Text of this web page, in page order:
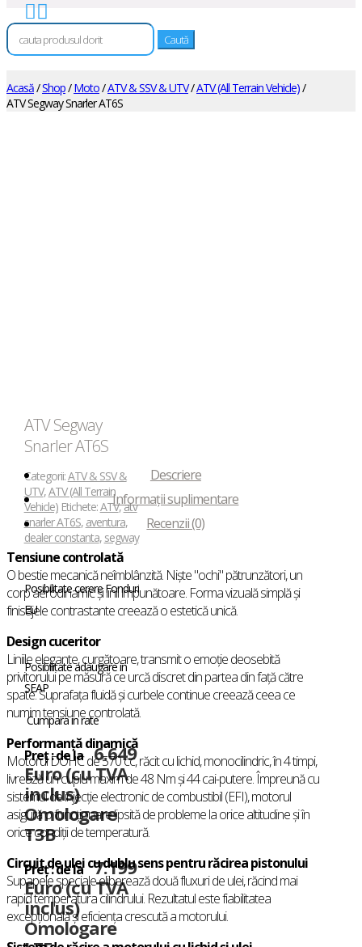
 
Caută
după:
Acasă/Shop/Moto/ATV & SSV & UTV/ATV (All Terrain Vehicle)/
ATV Segway Snarler AT6S
ATV Segway
Snarler AT6S
Categorii:ATV & SSV &
UTV,ATV (All Terrain
Vehicle) Etichete:ATV,atv
snarler AT6S, aventura,
dealer constanta, segway
Posibilitate cerere Fonduri
EU
Posibilitate adaugare in
SEAP
Cumpara in rate
Preț : de la6.649
Euro (cu TVA
inclus)
Omologare
T3B
Preț : de la7.199
Euro (cu TVA
inclus)
Omologare
Descriere
Informații suplimentare
Recenzii (0)
Tensiune controlată
O bestie mecanică neîmblânzită. Niște "ochi" pătrunzători, un
corp aerodinamic și linii impunătoare. Forma vizuală simplă și
finisajele contrastante creează o estetică unică.
Design cuceritor
Liniile elegante, curgătoare, transmit o emoție deosebită
privitorului pe măsură ce urcă discret din partea din față către
spate. Suprafața fluidă și curbele continue creează ceea ce
numim tensiune controlată.
Performanță dinamică
Motorul DOHC de 570 cc, răcit cu lichid, monocilindric, în 4 timpi,
livrează un cuplu maxim de 48 Nm și 44 cai-putere. Împreună cu
sistemul de injecție electronic de combustibil (EFI), motorul
asigură o funcționare lipsită de probleme la orice altitudine și în
orice condiții de temperatură.
Circuit de ulei cu dublu sens pentru răcirea pistonului
Supapele speciale eliberează două fluxuri de ulei, răcind mai
rapid temperatura cilindrului. Rezultatul este fiabilitatea
excepțională și eficiența crescută a motorului.